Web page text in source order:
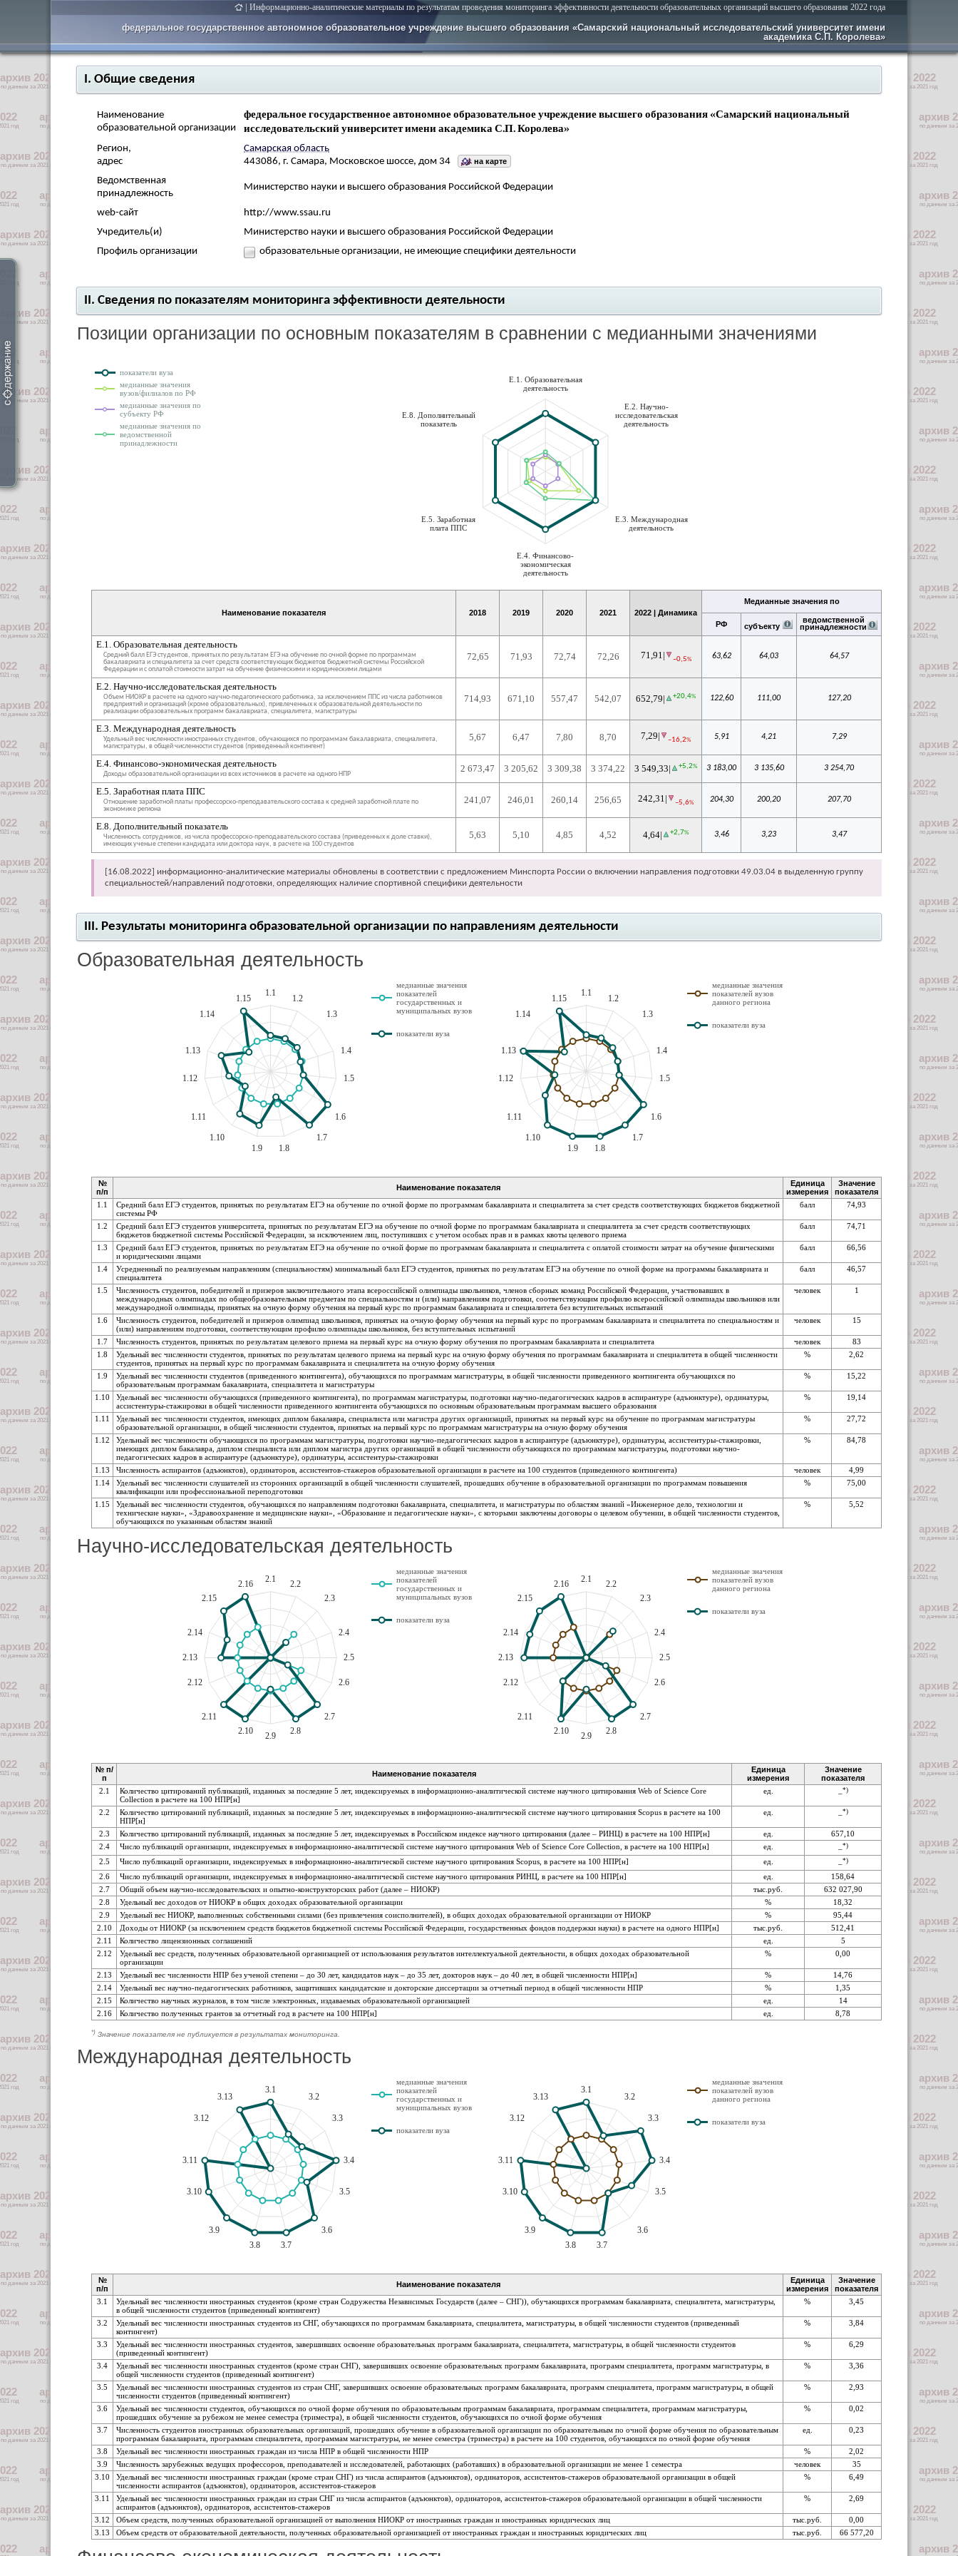
| Информационно-аналитические материалы по результатам проведения мониторинга эффективности деятельности образовательных организаций высшего образования 2022 года
федеральное государственное автономное образовательное учреждение высшего образования «Самарский национальный исследовательский университет имени
академика С.П. Королева»
I. Общие сведения
Наименование
образовательной организации
федеральное государственное автономное образовательное учреждение высшего образования «Самарский национальный
исследовательский университет имени академика С.П. Королева»
Регион,
адрес
Самарская область
443086, г. Самара, Московское шоссе, дом 34
на карте
Ведомственная
принадлежность
Министерство науки и высшего образования Российской Федерации
web-сайт
http://www.ssau.ru
Учредитель(и)
Министерство науки и высшего образования Российской Федерации
Профиль организации
образовательные организации, не имеющие специфики деятельности
II. Сведения по показателям мониторинга эффективности деятельности
Позиции организации по основным показателям в сравнении с медианными значениями
E.1. Образовательная
деятельность
E.2. Научно-
исследовательская
деятельность
E.3. Международная
деятельность
E.4. Финансово-
экономическая
деятельность
E.5. Заработная
плата ППС
E.8. Дополнительный
показатель
показатели вуза
медианные значения
вузов/филиалов по РФ
медианные значения по
субъекту РФ
медианные значения по
ведомственной
принадлежности
Наименование показателя 2018 2019 2020 2021 2022 | Динамика
Медианные значения по
РФ субъекту
ведомственной
принадлежности
E.1. Образовательная деятельность
Средний балл ЕГЭ студентов, принятых по результатам ЕГЭ на обучение по очной форме по программам
бакалавриата и специалитета за счет средств соответствующих бюджетов бюджетной системы Российской
Федерации и с оплатой стоимости затрат на обучение физическими и юридическими лицами
72,65 71,93 72,74 72,26 71,91| –0,5% 63,62 64,03 64,57
E.2. Научно-исследовательская деятельность
Объем НИОКР в расчете на одного научно-педагогического работника, за исключением ППС из числа работников
предприятий и организаций (кроме образовательных), привлеченных к образовательной деятельности по
реализации образовательных программ бакалавриата, специалитета, магистратуры
714,93 671,10 557,47 542,07 652,79| +20,4% 122,60 111,00 127,20
E.3. Международная деятельность
Удельный вес численности иностранных студентов, обучающихся по программам бакалавриата, специалитета,
магистратуры, в общей численности студентов (приведенный контингент)
5,67 6,47 7,80 8,70 7,29| –16,2% 5,91 4,21 7,29
E.4. Финансово-экономическая деятельность
Доходы образовательной организации из всех источников в расчете на одного НПР
2 673,47 3 205,62 3 309,38 3 374,22 3 549,33| +5,2% 3 183,00 3 135,60 3 254,70
E.5. Заработная плата ППС
Отношение заработной платы профессорско-преподавательского состава к средней заработной плате по
экономике региона
241,07 246,01 260,14 256,65 242,31| –5,6% 204,30 200,20 207,70
E.8. Дополнительный показатель
Численность сотрудников, из числа профессорско-преподавательского состава (приведенных к доле ставки),
имеющих ученые степени кандидата или доктора наук, в расчете на 100 студентов
5,63 5,10 4,85 4,52 4,64| +2,7% 3,46 3,23 3,47
[16.08.2022] информационно-аналитические материалы обновлены в соответствии с предложением Минспорта России о включении направления подготовки 49.03.04 в выделенную группу
специальностей/направлений подготовки, определяющих наличие спортивной специфики деятельности
III. Результаты мониторинга образовательной организации по направлениям деятельности
Образовательная деятельность
1.1
1.2
1.3
1.4
1.5
1.6
1.7
1.8
1.9
1.10
1.11
1.12
1.13
1.14
1.15
медианные значения
показателей
государственных и
муниципальных вузов
показатели вуза
1.1
1.2
1.3
1.4
1.5
1.6
1.7
1.8
1.9
1.10
1.11
1.12
1.13
1.14
1.15
медианные значения
показателей вузов
данного региона
показатели вуза
№
п/п
Наименование показателя
Единица
измерения
Значение
показателя
1.1
Средний балл ЕГЭ студентов, принятых по результатам ЕГЭ на обучение по очной форме по программам бакалавриата и специалитета за счет средств соответствующих бюджетов бюджетной
системы РФ
балл 74,93
1.2
Средний балл ЕГЭ студентов университета, принятых по результатам ЕГЭ на обучение по очной форме по программам бакалавриата и специалитета за счет средств соответствующих
бюджетов бюджетной системы Российской Федерации, за исключением лиц, поступивших с учетом особых прав и в рамках квоты целевого приема
балл 74,71
1.3
Средний балл ЕГЭ студентов, принятых по результатам ЕГЭ на обучение по очной форме по программам бакалавриата и специалитета с оплатой стоимости затрат на обучение физическими
и юридическими лицами
балл 66,56
1.4
Усредненный по реализуемым направлениям (специальностям) минимальный балл ЕГЭ студентов, принятых по результатам ЕГЭ на обучение по очной форме на программы бакалавриата и
специалитета
балл 46,57
1.5
Численность студентов, победителей и призеров заключительного этапа всероссийской олимпиады школьников, членов сборных команд Российской Федерации, участвовавших в
международных олимпиадах по общеобразовательным предметам по специальностям и (или) направлениям подготовки, соответствующим профилю всероссийской олимпиады школьников или
международной олимпиады, принятых на очную форму обучения на первый курс по программам бакалавриата и специалитета без вступительных испытаний
человек 1
1.6
Численность студентов, победителей и призеров олимпиад школьников, принятых на очную форму обучения на первый курс по программам бакалавриата и специалитета по специальностям и
(или) направлениям подготовки, соответствующим профилю олимпиады школьников, без вступительных испытаний
человек 15
1.7 Численность студентов, принятых по результатам целевого приема на первый курс на очную форму обучения по программам бакалавриата и специалитета человек
83
1.8
Удельный вес численности студентов, принятых по результатам целевого приема на первый курс на очную форму обучения по программам бакалавриата и специалитета в общей численности
студентов, принятых на первый курс по программам бакалавриата и специалитета на очную форму обучения
% 2,62
1.9
Удельный вес численности студентов (приведенного контингента), обучающихся по программам магистратуры, в общей численности приведенного контингента обучающихся по
образовательным программам бакалавриата, специалитета и магистратуры
% 15,22
1.10
Удельный вес численности обучающихся (приведенного контингента), по программам магистратуры, подготовки научно-педагогических кадров в аспирантуре (адъюнктуре), ординатуры,
ассистентуры-стажировки в общей численности приведенного контингента обучающихся по основным образовательным программам высшего образования
% 19,14
1.11
Удельный вес численности студентов, имеющих диплом бакалавра, специалиста или магистра других организаций, принятых на первый курс на обучение по программам магистратуры
образовательной организации, в общей численности студентов, принятых на первый курс по программам магистратуры на очную форму обучения
% 27,72
1.12
Удельный вес численности обучающихся по программам магистратуры, подготовки научно-педагогических кадров в аспирантуре (адъюнктуре), ординатуры, ассистентуры-стажировки,
имеющих диплом бакалавра, диплом специалиста или диплом магистра других организаций в общей численности обучающихся по программам магистратуры, подготовки научно-
педагогических кадров в аспирантуре (адъюнктуре), ординатуры, ассистентуры-стажировки
% 84,78
1.13 Численность аспирантов (адъюнктов), ординаторов, ассистентов-стажеров образовательной организации в расчете на 100 студентов (приведенного контингента) человек
4,99
1.14
Удельный вес численности слушателей из сторонних организаций в общей численности слушателей, прошедших обучение в образовательной организации по программам повышения
квалификации или профессиональной переподготовки
% 75,00
1.15
Удельный вес численности студентов, обучающихся по направлениям подготовки бакалавриата, специалитета, и магистратуры по областям знаний «Инженерное дело, технологии и
технические науки», «Здравоохранение и медицинские науки», «Образование и педагогические науки», с которыми заключены договоры о целевом обучении, в общей численности студентов,
обучающихся по указанным областям знаний
% 5,52
Научно-исследовательская деятельность
2.1
2.2
2.3
2.4
2.5
2.6
2.7
2.8
2.9
2.10
2.11
2.12
2.13
2.14
2.15
2.16
медианные значения
показателей
государственных и
муниципальных вузов
показатели вуза
2.1
2.2
2.3
2.4
2.5
2.6
2.7
2.8
2.9
2.10
2.11
2.12
2.13
2.14
2.15
2.16
медианные значения
показателей вузов
данного региона
показатели вуза
№ п/
п
Наименование показателя
Единица
измерения
Значение
показателя
2.1
Количество цитирований публикаций, изданных за последние 5 лет, индексируемых в информационно-аналитической системе научного цитирования Web of Science Core
Collection в расчете на 100 НПР[н]
ед. –*)
2.2
Количество цитирований публикаций, изданных за последние 5 лет, индексируемых в информационно-аналитической системе научного цитирования Scopus в расчете на 100
НПР[н]
ед. –*)
2.3 Количество цитирований публикаций, изданных за последние 5 лет, индексируемых в Российском индексе научного цитирования (далее – РИНЦ) в расчете на 100 НПР[н] ед.
657,10
2.4
Число публикаций организации, индексируемых в информационно-аналитической системе научного цитирования Web of Science Core Collection, в расчете на 100 НПР[н] ед. –*)
2.5 Число публикаций организации, индексируемых в информационно-аналитической системе научного цитирования Scopus, в расчете на 100 НПР[н] ед. –*)
2.6 Число публикаций организации, индексируемых в информационно-аналитической системе научного цитирования РИНЦ, в расчете на 100 НПР[н] ед.
158,64
2.7
Общий объем научно-исследовательских и опытно-конструкторских работ (далее – НИОКР) тыс.руб.
632 027,90
2.8
Удельный вес доходов от НИОКР в общих доходах образовательной организации %
18,32
2.9
Удельный вес НИОКР, выполненных собственными силами (без привлечения соисполнителей), в общих доходах образовательной организации от НИОКР %
95,44
2.10
Доходы от НИОКР (за исключением средств бюджетов бюджетной системы Российской Федерации, государственных фондов поддержки науки) в расчете на одного НПР[н] тыс.руб.
512,41
2.11
Количество лицензионных соглашений ед.
5
2.12
Удельный вес средств, полученных образовательной организацией от использования результатов интеллектуальной деятельности, в общих доходах образовательной
организации
% 0,00
2.13 Удельный вес численности НПР без ученой степени – до 30 лет, кандидатов наук – до 35 лет, докторов наук – до 40 лет, в общей численности НПР[н] %
14,76
2.14
Удельный вес научно-педагогических работников, защитивших кандидатские и докторские диссертации за отчетный период в общей численности НПР %
1,35
2.15
Количество научных журналов, в том числе электронных, издаваемых образовательной организацией ед.
14
2.16
Количество полученных грантов за отчетный год в расчете на 100 НПР[н] ед. 8,78
*) Значение показателя не публикуется в результатах мониторинга.
Международная деятельность
3.1
3.2
3.3
3.4
3.5
3.6
3.7
3.8
3.9
3.10
3.11
3.12
3.13
медианные значения
показателей
государственных и
муниципальных вузов
показатели вуза
3.1
3.2
3.3
3.4
3.5
3.6
3.7
3.8
3.9
3.10
3.11
3.12
3.13
медианные значения
показателей вузов
данного региона
показатели вуза
№
п/п
Наименование показателя
Единица
измерения
Значение
показателя
3.1
Удельный вес численности иностранных студентов (кроме стран Содружества Независимых Государств (далее – СНГ)), обучающихся программам бакалавриата, специалитета, магистратуры,
в общей численности студентов (приведенный контингент)
% 3,45
3.2
Удельный вес численности иностранных студентов из СНГ, обучающихся по программам бакалавриата, специалитета, магистратуры, в общей численности студентов (приведенный
контингент)
% 3,84
3.3
Удельный вес численности иностранных студентов, завершивших освоение образовательных программ бакалавриата, специалитета, магистратуры, в общей численности студентов
(приведенный контингент)
% 6,29
3.4
Удельный вес численности иностранных студентов (кроме стран СНГ), завершивших освоение образовательных программ бакалавриата, программ специалитета, программ магистратуры, в
общей численности студентов (приведенный контингент)
% 3,36
3.5
Удельный вес численности иностранных студентов из стран СНГ, завершивших освоение образовательных программ бакалавриата, программ специалитета, программ магистратуры, в общей
численности студентов (приведенный контингент)
% 2,93
3.6
Удельный вес численности студентов, обучающихся по очной форме обучения по образовательным программам бакалавриата, программам специалитета, программам магистратуры,
прошедших обучение за рубежом не менее семестра (триместра), в общей численности студентов, обучающихся по очной форме обучения
% 0,02
3.7
Численность студентов иностранных образовательных организаций, прошедших обучение в образовательной организации по образовательным по очной форме обучения по образовательным
программам бакалавриата, программам специалитета, программам магистратуры, не менее семестра (триместра) в расчете на 100 студентов, обучающихся по очной форме обучения
ед. 0,23
3.8 Удельный вес численности иностранных граждан из числа НПР в общей численности НПР %
2,02
3.9
Численность зарубежных ведущих профессоров, преподавателей и исследователей, работающих (работавших) в образовательной организации не менее 1 семестра человек
35
3.10
Удельный вес численности иностранных граждан (кроме стран СНГ) из числа аспирантов (адъюнктов), ординаторов, ассистентов-стажеров образовательной организации в общей
численности аспирантов (адъюнктов), ординаторов, ассистентов-стажеров
% 6,49
3.11
Удельный вес численности иностранных граждан из стран СНГ из числа аспирантов (адъюнктов), ординаторов, ассистентов-стажеров образовательной организации в общей численности
аспирантов (адъюнктов), ординаторов, ассистентов-стажеров
% 2,69
3.12 Объем средств, полученных образовательной организацией от выполнения НИОКР от иностранных граждан и иностранных юридических лиц тыс.руб.
0,00
3.13
Объем средств от образовательной деятельности, полученных образовательной организацией от иностранных граждан и иностранных юридических лиц тыс.руб. 66 577,20